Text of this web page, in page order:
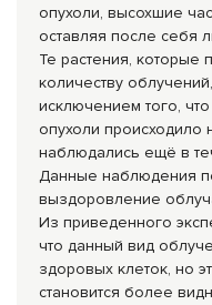
опухоли, высохшие
оставляя после себя
Те растения, которые
количеству
исключением того,
опухоли происходило
наблюдались ещё в
Данные наблюдения
выздоровление
Из приведенного
что данный вид
здоровых клеток, но
становится более